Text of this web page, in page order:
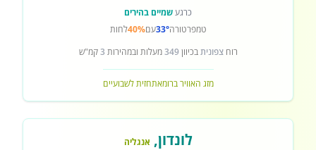
כרגעשמיים בהירים
טמפרטורה33°עם40%לחות
רוחצפוניתבכיוון349מעלות ובמהירות 3קמ"ש
מזג האוויר ברומאתחזית לשבועיים
לונדון, אנגליה